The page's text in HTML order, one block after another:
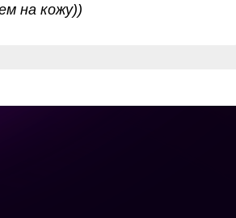
на кожу))